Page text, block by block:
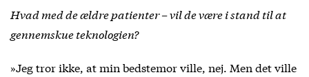
Hvad med de ældre patienter – vil de være i stand til at
gennemskue teknologien?
»Jeg tror ikke, at min bedstemor ville, nej. Men det ville